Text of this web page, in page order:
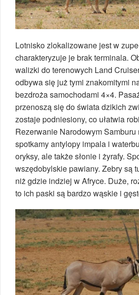
Lotnisko zlokalizowane jest w
charakteryzuje je brak terminala.
walizki do terenowych Land
odbywa się już tymi znakomitymi
bezdroża samochodami 4×4.
przenoszą się do świata dzikich
zostaje podniesiony, co ułatwia
Rezerwanie Narodowym Samburu
spotkamy antylopy impala i
oryksy, ale także słonie i żyrafy.
wszędobylskie pawiany. Zebry są
niż gdzie indziej w Afryce. Duże,
to ich paski są bardzo wąskie i